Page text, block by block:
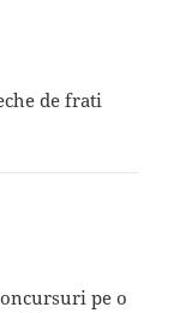
de frati
pe o